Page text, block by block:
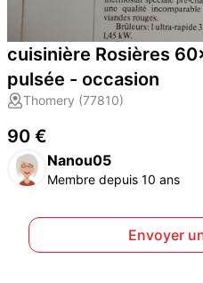
cuisinière Rosières
pulsée - occasion
Thomery (77810)
90 €
Nanou05
Membre depuis 10 ans
Envoyer